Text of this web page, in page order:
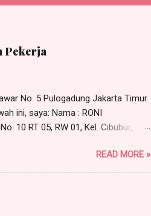
Pekerja
No. 5 Pulogadung Jakarta Timur
ini, saya: Nama : RONI
10 RT 05, RW 01, Kel. Cibubur,
permohonan untuk
s/d selesai Tempat : Ruang Rapat
adalah terkait dengan
saya pada tanggal 30 Maret...
READ MORE »